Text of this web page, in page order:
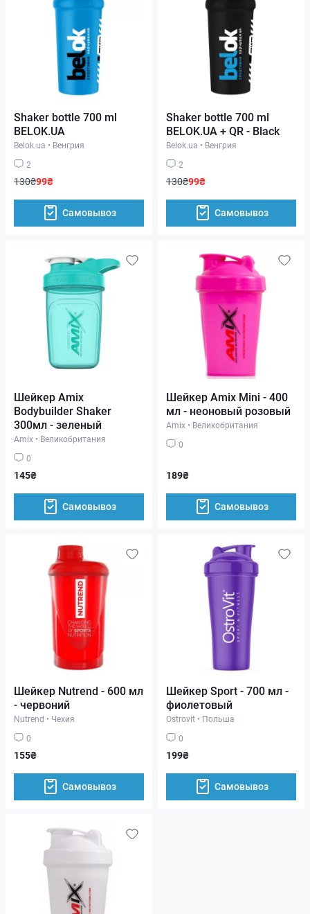
Shaker bottle 700 ml
BELOK.UA
Belok.ua • Венгрия
2
130₴99₴
Самовывоз
Shaker bottle 700 ml
BELOK.UA + QR - Black
Belok.ua • Венгрия
2
130₴99₴
Самовывоз
Шейкер Amix
Bodybuilder Shaker
300мл - зеленый
Amix • Великобритания
0
145₴
Самовывоз
Шейкер Amix Mini - 400
мл - неоновый розовый
Amix • Великобритания
0
189₴
Самовывоз
Шейкер Nutrend - 600 мл
- червоний
Nutrend • Чехия
0
155₴
Самовывоз
Шейкер Sport - 700 мл -
фиолетовый
Ostrovit • Польша
0
199₴
Самовывоз